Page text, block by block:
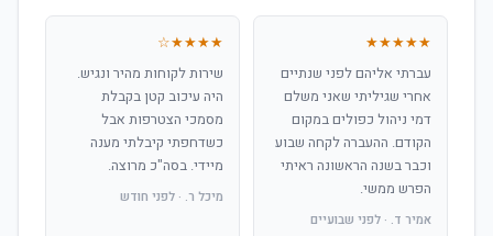
★★★★★
עברתי אליהם לפני שנתיים
אחרי שגיליתי שאני משלם
דמי ניהול כפולים במקום
הקודם. ההעברה לקחה שבוע
וכבר בשנה הראשונה ראיתי
הפרש ממשי.
אמיר ד. · לפני שבועיים
★★★★☆
שירות לקוחות מהיר ונגיש.
היה עיכוב קטן בקבלת
מסמכי הצטרפות אבל
כשדחפתי קיבלתי מענה
מיידי. בסה"כ מרוצה.
מיכל ר. · לפני חודש